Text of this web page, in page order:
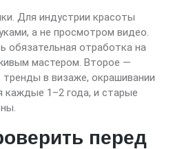
Для индустрии красоты
а не просмотром видео.
обязательная отработка на
мастером. Второе —
в визаже, окрашивании
каждые 1–2 года, и старые
перед